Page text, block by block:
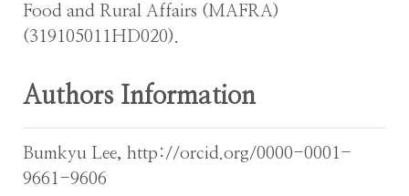
Food and Rural Affairs (MAFRA)
(319105011HD020).
Authors Information
Bumkyu Lee, http://orcid.org/0000-0001-
9661-9606